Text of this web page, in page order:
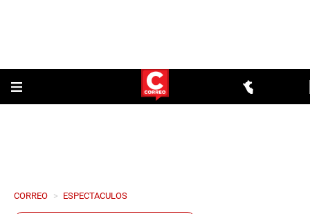
CORREO > ESPECTACULOS